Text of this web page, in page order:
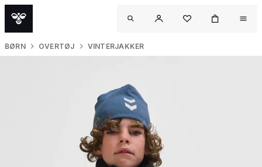
BØRN OVERTØJ VINTERJAKKER